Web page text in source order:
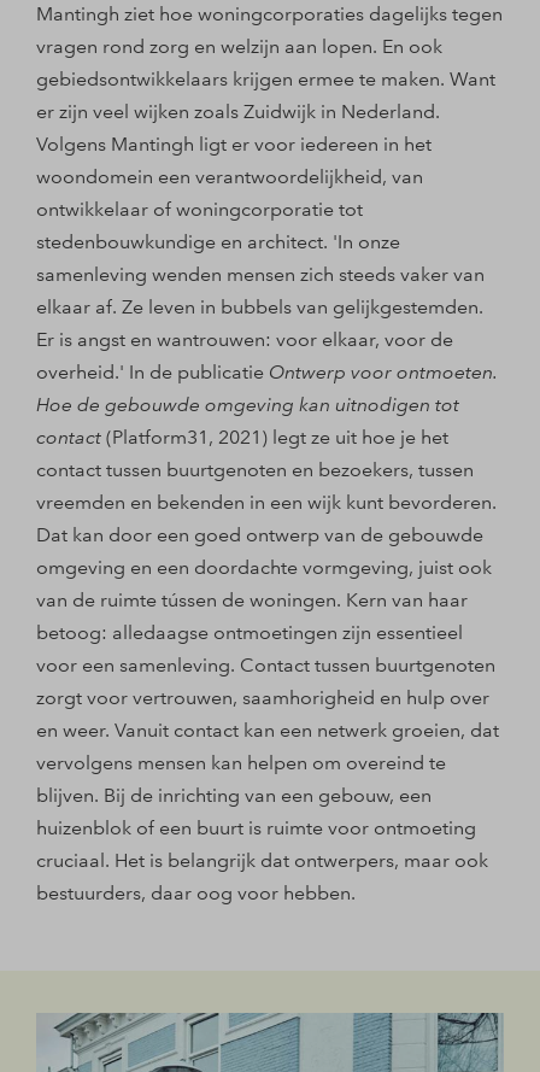
Mantingh ziet hoe woningcorporaties dagelijks tegen
vragen rond zorg en welzijn aan lopen. En ook
gebiedsontwikkelaars krijgen ermee te maken. Want
er zijn veel wijken zoals Zuidwijk in Nederland.
Volgens Mantingh ligt er voor iedereen in het
woondomein een verantwoordelijkheid, van
ontwikkelaar of woningcorporatie tot
stedenbouwkundige en architect. 'In onze
samenleving wenden mensen zich steeds vaker van
elkaar af. Ze leven in bubbels van gelijkgestemden.
Er is angst en wantrouwen: voor elkaar, voor de
overheid.' In de publicatie Ontwerp voor ontmoeten.
Hoe de gebouwde omgeving kan uitnodigen tot
contact (Platform31, 2021) legt ze uit hoe je het
contact tussen buurtgenoten en bezoekers, tussen
vreemden en bekenden in een wijk kunt bevorderen.
Dat kan door een goed ontwerp van de gebouwde
omgeving en een doordachte vormgeving, juist ook
van de ruimte tússen de woningen. Kern van haar
betoog: alledaagse ontmoetingen zijn essentieel
voor een samenleving. Contact tussen buurtgenoten
zorgt voor vertrouwen, saamhorigheid en hulp over
en weer. Vanuit contact kan een netwerk groeien, dat
vervolgens mensen kan helpen om overeind te
blijven. Bij de inrichting van een gebouw, een
huizenblok of een buurt is ruimte voor ontmoeting
cruciaal. Het is belangrijk dat ontwerpers, maar ook
bestuurders, daar oog voor hebben.